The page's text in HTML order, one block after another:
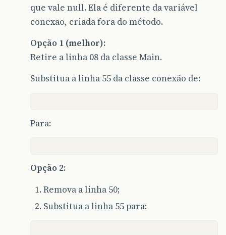
que vale null. Ela é diferente da variável
conexao, criada fora do método.
Opção 1 (melhor):
Retire a linha 08 da classe Main.
Substitua a linha 55 da classe conexão de:
Para:
Opção 2:
Remova a linha 50;
Substitua a linha 55 para: